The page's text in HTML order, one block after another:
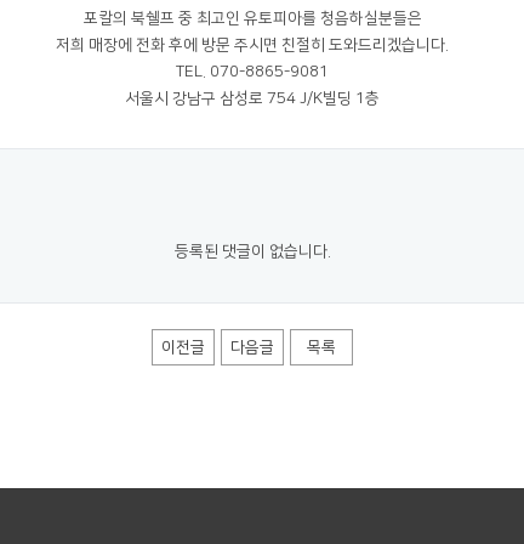
포칼의 북쉘프 중 최고인 유토피아를 청음하실분들은
저희 매장에 전화 후에 방문 주시면 친절히 도와드리겠습니다.
TEL. 070-8865-9081
서울시 강남구 삼성로 754 J/K빌딩 1층
등록된 댓글이 없습니다.
이전글 다음글 목록